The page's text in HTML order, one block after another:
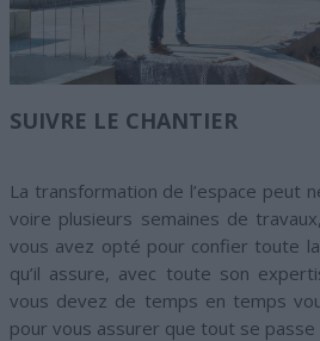
SUIVRE LE CHANTIER
La transformation de l’espace peut
voire plusieurs semaines de
vous avez opté pour confier toute
qu’il assure, avec toute son
vous devez de temps en temps
pour vous assurer que tout se passe